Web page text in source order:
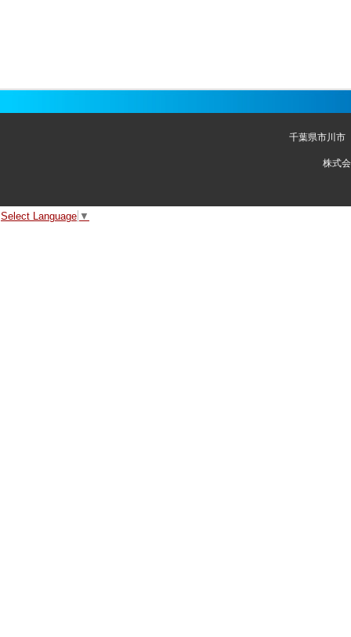
千葉県市川市
株式
Select Language ▼